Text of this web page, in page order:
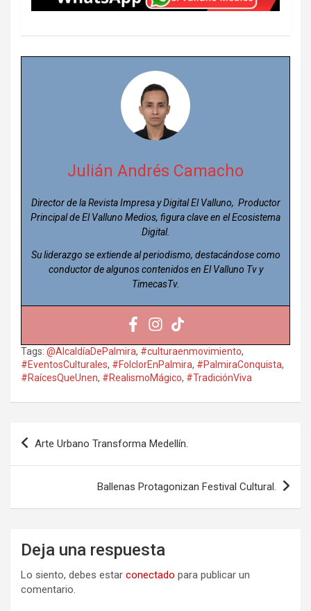
Julián Andrés Camacho
Director de la Revista Impresa y Digital El Valluno, Productor
Principal de El Valluno Medios, figura clave en el Ecosistema
Digital.
Su liderazgo se extiende al periodismo, destacándose como
conductor de algunos contenidos en El Valluno Tv y
TimecasTv.
Tags: @AlcaldíaDePalmira, #culturaenmovimiento,
#EventosCulturales, #FolclorEnPalmira, #PalmiraConquista,
#RaícesQueUnen, #RealismoMágico, #TradiciónViva
Navegación
Arte Urbano Transforma Medellín.
Ballenas Protagonizan Festival Cultural.
Deja una respuesta
Lo siento, debes estar conectado para publicar un
comentario.